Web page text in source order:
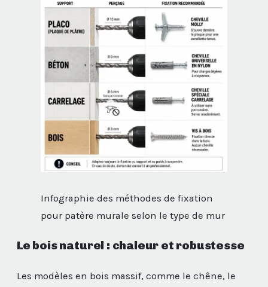
Infographie des méthodes de fixation
pour patère murale selon le type de mur
Le bois naturel : chaleur et robustesse
Les modèles en bois massif, comme le chêne, le